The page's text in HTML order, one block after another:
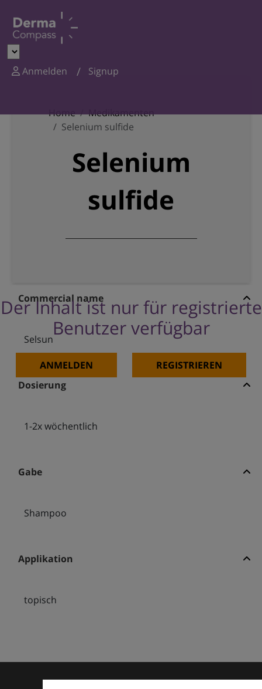
Anmelden Signup
Home
Medikamenten
Selenium sulfide
Selenium
sulfide
Der Inhalt ist nur für registrierte
Benutzer verfügbar
ANMELDEN REGISTRIEREN
Commercial name
Selsun
Dosierung
1-2x wöchentlich
Gabe
Shampoo
Applikation
topisch